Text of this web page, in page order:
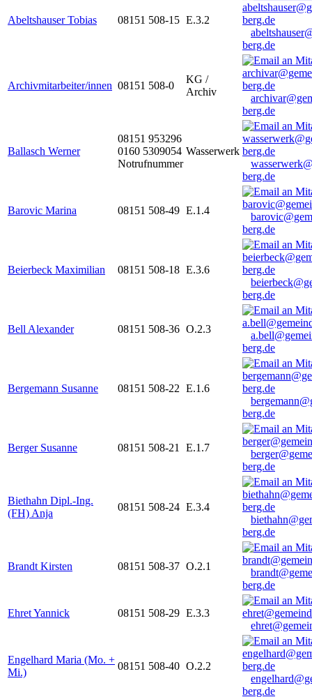
Abeltshauser Tobias 08151 508-15 E.3.2
berg.de
Archivmitarbeiter/innen 08151 508-0
KG /
Archiv
berg.de
Ballasch Werner
08151 953296
0160 5309054
Notrufnummer
Wasserwerk
berg.de
Barovic Marina 08151 508-49 E.1.4
berg.de
Beierbeck Maximilian 08151 508-18 E.3.6
berg.de
Bell Alexander 08151 508-36 O.2.3
berg.de
Bergemann Susanne 08151 508-22 E.1.6
berg.de
Berger Susanne 08151 508-21 E.1.7
berg.de
Biethahn Dipl.-Ing.
(FH) Anja
08151 508-24 E.3.4
berg.de
Brandt Kirsten 08151 508-37 O.2.1
berg.de
Ehret Yannick 08151 508-29 E.3.3
Engelhard Maria (Mo. +
Mi.)
08151 508-40 O.2.2
berg.de